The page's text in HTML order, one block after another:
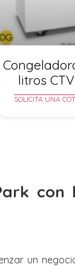
litros
SOLICITA UNA
con
un